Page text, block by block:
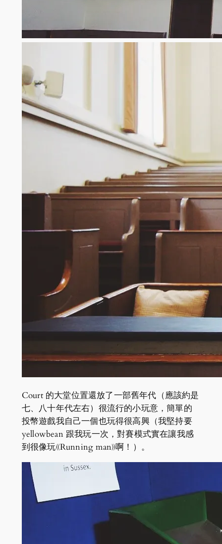
Court 的大堂位置還放了一部舊年代（應該約是
七、八十年代左右）很流行的小玩意，簡單的
投幣遊戲我自己一個也玩得很高興（我堅持要
yellowbean 跟我玩一次，對賽模式實在讓我感
到很像玩《Running man》啊！）。